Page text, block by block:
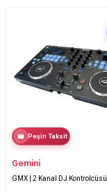
Peşin Taksit
Gemini
GMX | 2 Kanal DJ Kontrolcüsü